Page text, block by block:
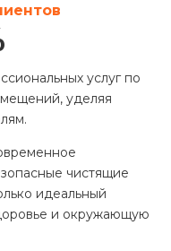
услуг по
уделяя
чистящие
идеальный
и окружающую